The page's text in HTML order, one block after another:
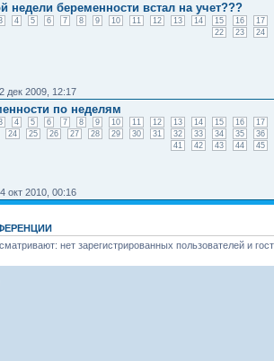
недели беременности встал на учет???
4 5 6 7 8 9 10 11 12 13 14 15 16
17
22
23 24
дек 2009, 12:17
по неделям
4 5 6 7 8 9 10 11 12 13 14 15 16
17
24 25 26 27 28 29 30 31 32 33 34 35
36
41
42 43 44 45
окт 2010, 00:16
нет зарегистрированных пользователей и